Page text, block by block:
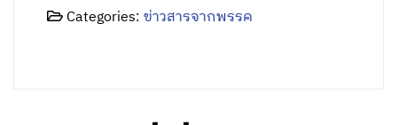
Categories:ข่าวสารจากพรรค